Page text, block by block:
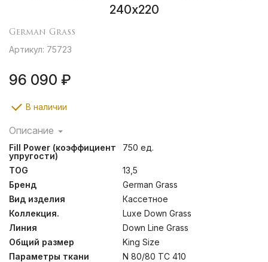
240х220
German Grass
Артикул: 75723
96 090 ₽
В наличии
Описание
Благородный блеск гладкого сатина цвета экрю в
сочетании с превосходным гусиным пухом
превращают постельные принадлежности в
настоящий предмет роскоши. Очищенный отборный
гусиный пух категории “Экстра” с высоким
коэффициентом упругости (Fill Power 750 ед) придает
подушкам превосходные ортопедические свойства,
мягко разгружая и поддерживая шею во время сна.
Кассетные одеяла ручной работы, состоящие из
отдельных box-кассет, распределяют пух равномерно
и делают одеяла легкими и воздушными, но
невероятно теплыми. Стирка при температуре до 30°С.
Fill Power (коэффициент
упругости)
750 ед.
TOG
13,5
Бренд
German Grass
Вид изделия
Кассетное
Коллекция.
Luxe Down Grass
Линия
Down Line Grass
Общий размер
King Size
Параметры ткани
N 80/80 TC 410